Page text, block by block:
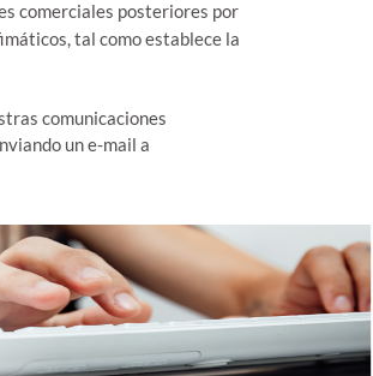
comerciales posteriores por
tal como establece la
comunicaciones
un e-mail a